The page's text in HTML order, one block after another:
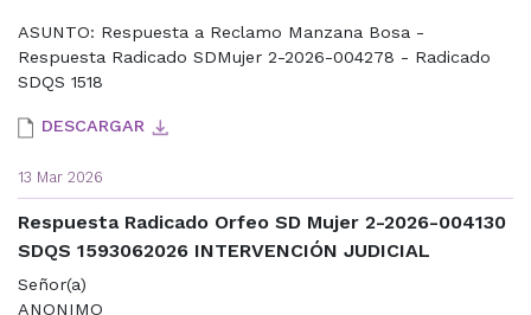
ASUNTO: Respuesta a Reclamo Manzana Bosa -
Respuesta Radicado SDMujer 2-2026-004278 - Radicado
SDQS 1518
DESCARGAR
13 Mar 2026
Respuesta Radicado Orfeo SD Mujer 2-2026-004130
SDQS 1593062026 INTERVENCIÓN JUDICIAL
Señor(a)
ANONIMO